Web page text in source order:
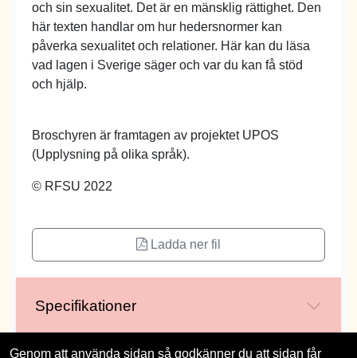
och sin sexualitet. Det är en mänsklig rättighet. Den
här texten handlar om hur hedersnormer kan
påverka sexualitet och relationer. Här kan du läsa
vad lagen i Sverige säger och var du kan få stöd
och hjälp.
Broschyren är framtagen av projektet UPOS
(Upplysning på olika språk).
© RFSU 2022
Ladda ner fil
Specifikationer
Genom att använda sidan så godkänner du att sidan får